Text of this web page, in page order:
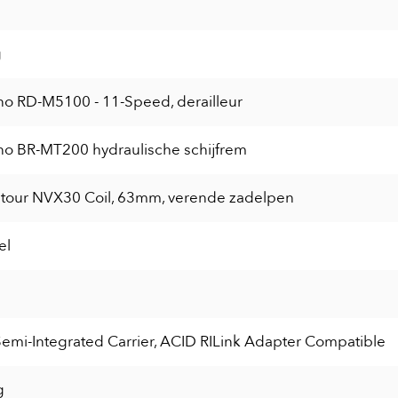
RD-M5100 - 11-Speed, derailleur
BR-MT200 hydraulische schijfrem
NVX30 Coil, 63mm, verende zadelpen
Integrated Carrier, ACID RILink Adapter Compatible